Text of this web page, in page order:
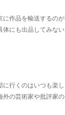
に作品を輸送するのが
体にも出品してみない
行くのはいつも楽し
外の芸術家や批評家の